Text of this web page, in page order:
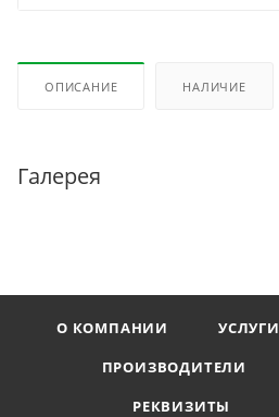
ОПИСАНИЕ НАЛИЧИЕ
Галерея
О КОМПАНИИ УСЛУГИ
ПРОИЗВОДИТЕЛИ
РЕКВИЗИТЫ